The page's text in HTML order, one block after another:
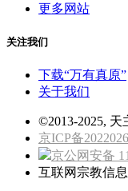
更多网站
关注我们
下载“万有真原”
关于我们
©2013-2025,
京ICP备
京公网安备
互联网宗教信